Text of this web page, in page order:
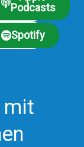
Podcasts
Spotify
mit